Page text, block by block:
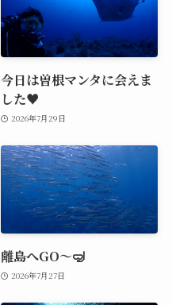
今日は曽根マンタに会えま
した♥️
2026年7月29日
離島へGO～🤿
2026年7月27日